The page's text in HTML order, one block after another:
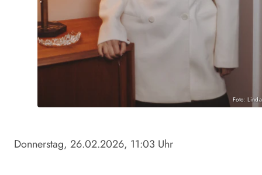
Foto:
Donnerstag, 26.02.2026, 11:03 Uhr